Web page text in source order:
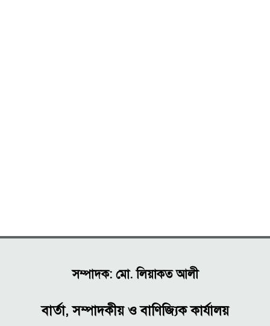
সম্পাদক: মো. লিয়াকত আলী
বার্তা, সম্পাদকীয় ও বাণিজ্যিক কার্যালয়